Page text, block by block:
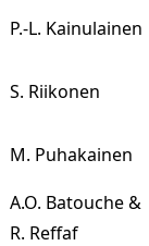
P.-L. Kainulainen
S. Riikonen
M. Puhakainen
A.O. Batouche &
R. Reffaf